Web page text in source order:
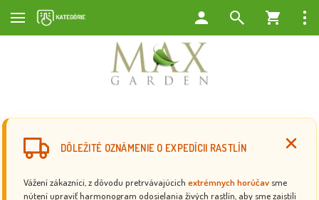
DÔLEŽITÉ OZNÁMENIE O EXPEDÍCII RASTLÍN
Vážení zákazníci, z dôvodu pretrvávajúcich extrémnych horúčav sme
nútení upraviť harmonogram odosielania živých rastlín, aby sme zaistili